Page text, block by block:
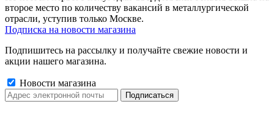
второе место по количеству вакансий в металлургической
отрасли, уступив только Москве.
Подписка на новости магазина
Подпишитесь на рассылку и получайте свежие новости и
акции нашего магазина.
Новости магазина